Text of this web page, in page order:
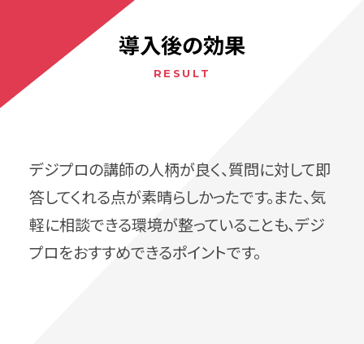
導入後の効果
デジプロの講師の人柄が良く、質問に対して即
答してくれる点が素晴らしかったです。また、気
軽に相談できる環境が整っていることも、デジ
プロをおすすめできるポイントです。